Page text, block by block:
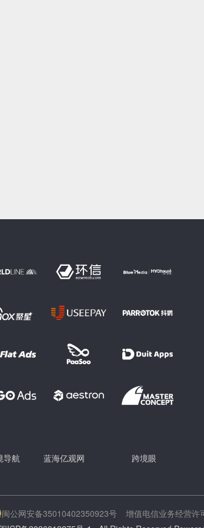
导航 蓝海亿观网 跨境眼
闽公网安备35010402350923号
增值电信业务经营